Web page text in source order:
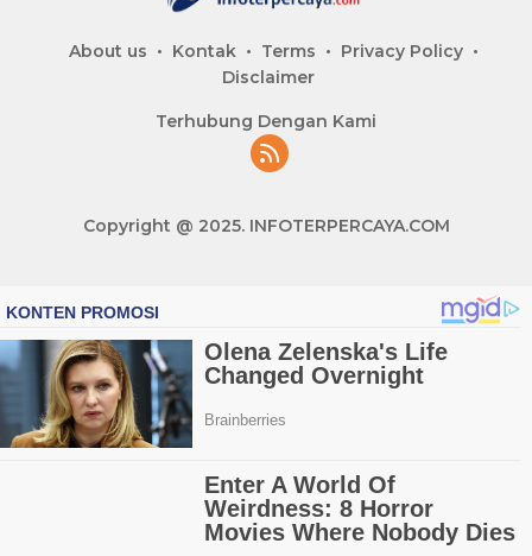
About us Kontak Terms
Privacy Policy
Disclaimer
Terhubung Dengan Kami
Copyright @ 2025. INFOTERPERCAYA.COM